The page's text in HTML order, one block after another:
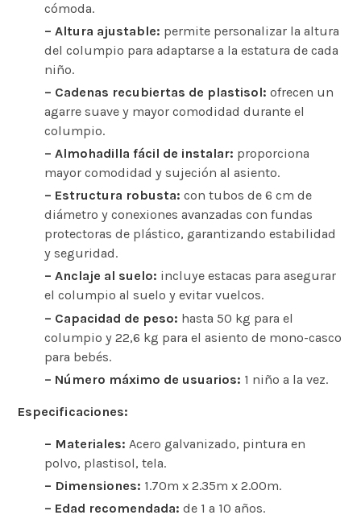
cómoda.
– Altura ajustable: permite personalizar la altura
del columpio para adaptarse a la estatura de cada
niño.
– Cadenas recubiertas de plastisol: ofrecen un
agarre suave y mayor comodidad durante el
columpio.
– Almohadilla fácil de instalar: proporciona
mayor comodidad y sujeción al asiento.
– Estructura robusta: con tubos de 6 cm de
diámetro y conexiones avanzadas con fundas
protectoras de plástico, garantizando estabilidad
y seguridad.
– Anclaje al suelo: incluye estacas para asegurar
el columpio al suelo y evitar vuelcos.
– Capacidad de peso: hasta 50 kg para el
columpio y 22,6 kg para el asiento de mono-casco
para bebés.
– Número máximo de usuarios: 1 niño a la vez.
Especificaciones:
– Materiales: Acero galvanizado, pintura en
polvo, plastisol, tela.
– Dimensiones: 1.70m x 2.35m x 2.00m.
– Edad recomendada: de 1 a 10 años.